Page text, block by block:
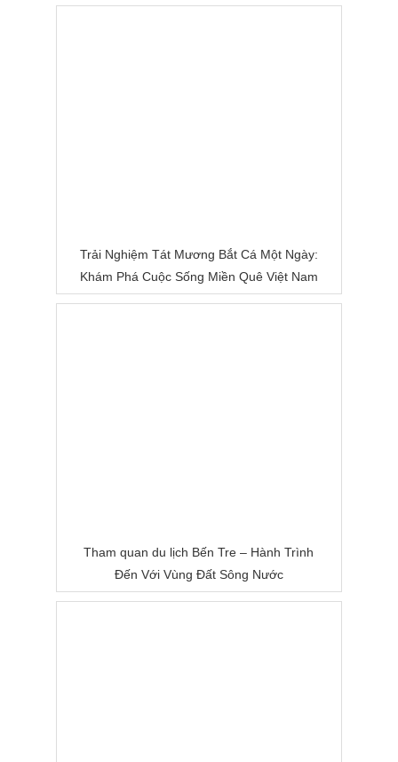
Trải Nghiệm Tát Mương Bắt Cá Một Ngày:
Khám Phá Cuộc Sống Miền Quê Việt Nam
Tham quan du lịch Bến Tre – Hành Trình
Đến Với Vùng Đất Sông Nước